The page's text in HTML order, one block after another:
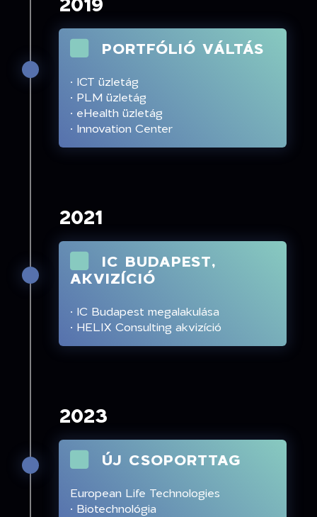
PORTFÓLIÓ VÁLTÁS
· ICT üzletág
· PLM üzletág
· eHealth üzletág
· Innovation Center
2021
IC BUDAPEST,
AKVIZÍCIÓ
· IC Budapest megalakulása
· HELIX Consulting akvizíció
2023
ÚJ CSOPORTTAG
European Life Technologies
· Biotechnológia